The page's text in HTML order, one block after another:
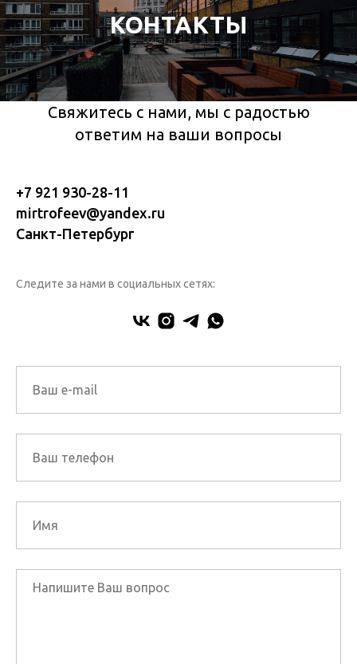
КОНТАКТЫ
Свяжитесь с нами, мы с радостью
ответим на ваши вопросы
+7 921 930-28-11
mirtrofeev@yandex.ru
Санкт-Петербург
Следите за нами в социальных сетях: